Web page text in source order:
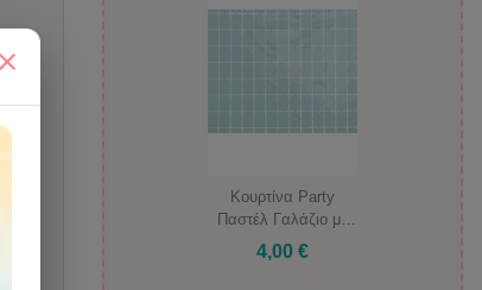
Κουρτίνα Party
Παστέλ Γαλάζιο με
Τετράγωνο Σχέδιο
100 x 200 εκ.
4,00 €